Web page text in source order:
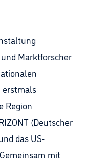
Marktforscher
erstmals
Region
(Deutscher
das US-
mit